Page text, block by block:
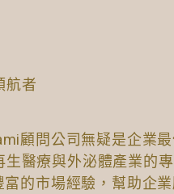
航者
顧問公司無疑是企業
醫療與外泌體產業的專
的市場經驗，幫助企